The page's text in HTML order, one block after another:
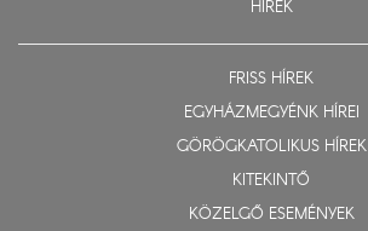
HÍREK
FRISS HÍREK
EGYHÁZMEGYÉNK HÍREI
GÖRÖGKATOLIKUS HÍREK
KITEKINTŐ
KÖZELGŐ ESEMÉNYEK